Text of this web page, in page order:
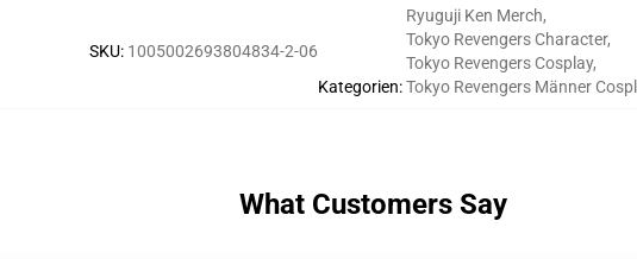
SKU: 1005002693804834-2-06
Kategorien:
Ryuguji Ken Merch,
Tokyo Revengers Character,
Tokyo Revengers Cosplay,
Tokyo Revengers Männer
What Customers Say